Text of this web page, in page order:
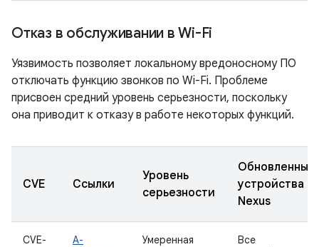
Отказ в обслуживании в Wi-Fi
Уязвимость позволяет локальному вредоносному ПО
отключать функцию звонков по Wi-Fi. Проблеме
присвоен средний уровень серьезности, поскольку
она приводит к отказу в работе некоторых функций.
CVE Ссылки
Уровень
серьезности
Обновленные
устройства
Nexus
CVE-
A-
Умеренная
Все